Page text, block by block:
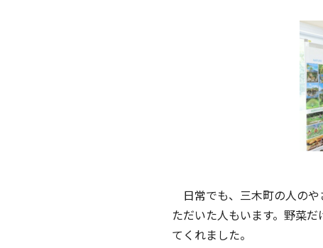
日常でも、三木町の人の
ただいた人もいます。野菜
てくれました。